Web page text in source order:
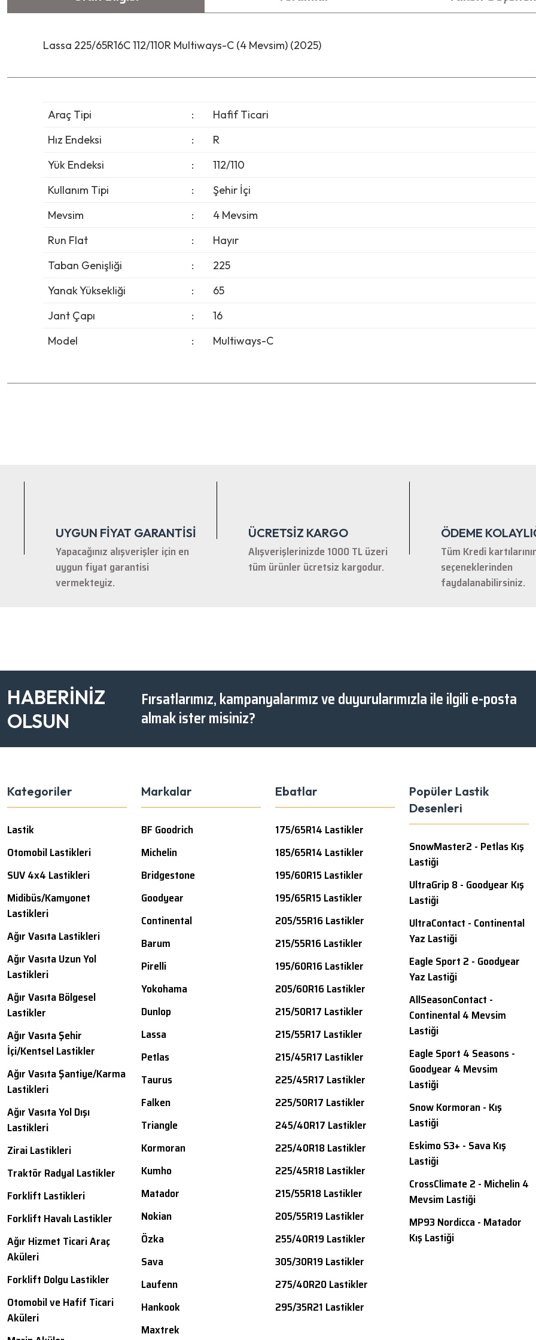
Lassa 225/65R16C 112/110R Multiways-C (4 Mevsim) (2025)
Araç Tipi :
Hafif Ticari
Hız Endeksi
:
R
Yük Endeksi
:
112/110
Kullanım Tipi
:
Şehir İçi
Mevsim
:
4 Mevsim
Run Flat
:
Hayır
Taban Genişliği
:
225
Yanak Yüksekliği
:
65
Jant Çapı
:
16
Model
: Multiways-C
UYGUN FİYAT GARANTİSİ
Yapacağınız alışverişler için en
uygun fiyat garantisi
vermekteyiz.
ÜCRETSİZ KARGO
Alışverişlerinizde 1000 TL üzeri
tüm ürünler ücretsiz kargodur.
ÖDEME
Tüm Kredi
seçeneklerinden
faydalanabilirsiniz.
HABERİNİZ
OLSUN
Fırsatlarımız, kampanyalarımız ve duyurularımızla ile ilgili e-posta
almak ister misiniz?
Kategoriler
Lastik
Otomobil Lastikleri
SUV 4x4 Lastikleri
Midibüs/Kamyonet
Lastikleri
Ağır Vasıta Lastikleri
Ağır Vasıta Uzun Yol
Lastikleri
Ağır Vasıta Bölgesel
Lastikler
Ağır Vasıta Şehir
İçi/Kentsel Lastikler
Ağır Vasıta Şantiye/Karma
Lastikleri
Ağır Vasıta Yol Dışı
Lastikleri
Zirai Lastikleri
Traktör Radyal Lastikler
Forklift Lastikleri
Forklift Havalı Lastikler
Ağır Hizmet Ticari Araç
Aküleri
Forklift Dolgu Lastikler
Otomobil ve Hafif Ticari
Aküleri
Markalar
BF Goodrich
Michelin
Bridgestone
Goodyear
Continental
Barum
Pirelli
Yokohama
Dunlop
Lassa
Petlas
Taurus
Falken
Triangle
Kormoran
Kumho
Matador
Nokian
Özka
Sava
Laufenn
Hankook
Maxtrek
Ebatlar
175/65R14 Lastikler
185/65R14 Lastikler
195/60R15 Lastikler
195/65R15 Lastikler
205/55R16 Lastikler
215/55R16 Lastikler
195/60R16 Lastikler
205/60R16 Lastikler
215/50R17 Lastikler
215/55R17 Lastikler
215/45R17 Lastikler
225/45R17 Lastikler
225/50R17 Lastikler
245/40R17 Lastikler
225/40R18 Lastikler
225/45R18 Lastikler
215/55R18 Lastikler
205/55R19 Lastikler
255/40R19 Lastikler
305/30R19 Lastikler
275/40R20 Lastikler
295/35R21 Lastikler
Popüler Lastik
Desenleri
SnowMaster2 - Petlas Kış
Lastiği
UltraGrip 8 - Goodyear Kış
Lastiği
UltraContact - Continental
Yaz Lastiği
Eagle Sport 2 - Goodyear
Yaz Lastiği
AllSeasonContact -
Continental 4 Mevsim
Lastiği
Eagle Sport 4 Seasons -
Goodyear 4 Mevsim
Lastiği
Snow Kormoran - Kış
Lastiği
Eskimo S3+ - Sava Kış
Lastiği
CrossClimate 2 - Michelin 4
Mevsim Lastiği
MP93 Nordicca - Matador
Kış Lastiği